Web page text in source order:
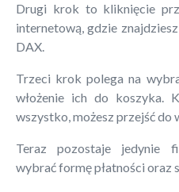
Drugi krok to kliknięcie
internetową, gdzie
DAX.
Trzeci krok polega na
włożenie ich do koszyka.
wszystko, możesz przejść do
Teraz pozostaje jedynie
wybrać formę płatności oraz